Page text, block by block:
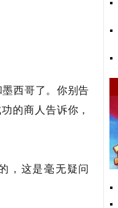
西哥了。你别告
的商人告诉你，
，这是毫无疑问